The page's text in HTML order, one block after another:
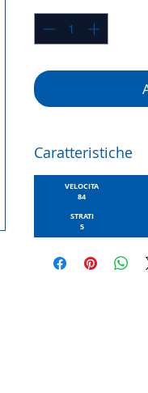
Caratteristiche
VELOCITA
84
STRATI
5